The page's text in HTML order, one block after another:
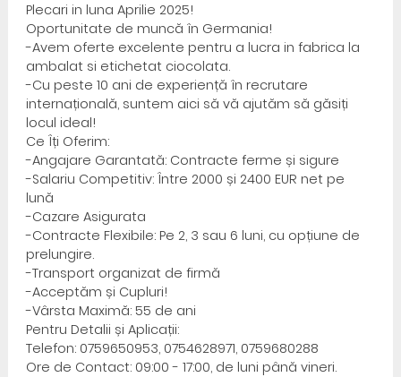
Plecari in luna Aprilie 2025!
Oportunitate de muncă în Germania!
-Avem oferte excelente pentru a lucra in fabrica la
ambalat si etichetat ciocolata.
-Cu peste 10 ani de experiență în recrutare
internațională, suntem aici să vă ajutăm să găsiți
locul ideal!
Ce Îți Oferim:
-Angajare Garantată: Contracte ferme și sigure
-Salariu Competitiv: Între 2000 și 2400 EUR net pe
lună
-Cazare Asigurata
-Contracte Flexibile: Pe 2, 3 sau 6 luni, cu opțiune de
prelungire.
-Transport organizat de firmă
-Acceptăm și Cupluri!
-Vârsta Maximă: 55 de ani
Pentru Detalii și Aplicații:
Telefon: 0759650953, 0754628971, 0759680288
Ore de Contact: 09:00 - 17:00, de luni până vineri.